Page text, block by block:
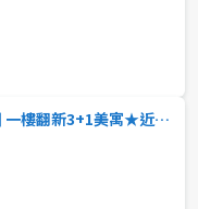
大寮中庄蛋黃區商圈 一樓翻新3+1美寓★近捷運★